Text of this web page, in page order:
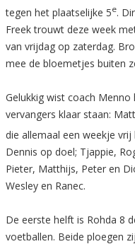
tegen het plaatselijke 5e.
Freek trouwt deze week
van vrijdag op zaterdag.
mee de bloemetjes buiten
Gelukkig wist coach
vervangers klaar staan:
die allemaal een weekje
Dennis op doel; Tjappie,
Pieter, Matthijs, Peter en
Wesley en Ranec.
De eerste helft is Rohda 8
voetballen. Beide ploegen